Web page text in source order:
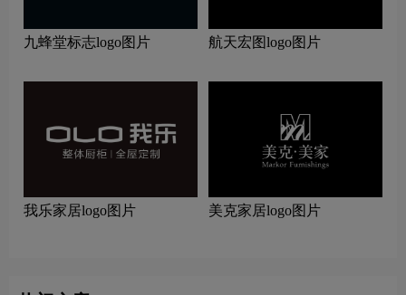
九蜂堂标志logo图片 航天宏图logo图片
我乐家居logo图片 美克家居logo图片